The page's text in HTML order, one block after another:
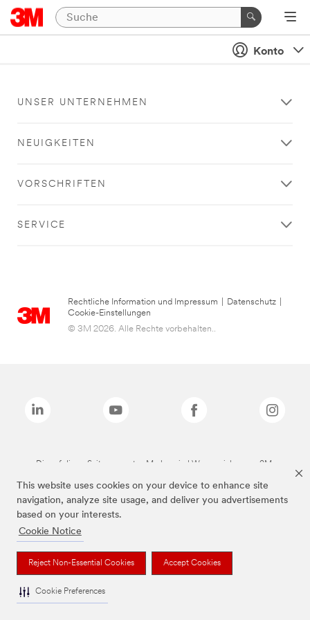
This website uses cookies on your device to enhance site
navigation, analyze site usage, and deliver you advertisements
based on your interests.
Cookie Notice
Reject Non-Essential Cookies Accept Cookies
Cookie Preferences
Konto
UNSER UNTERNEHMEN
NEUIGKEITEN
VORSCHRIFTEN
SERVICE
Rechtliche Information und Impressum Datenschutz
Cookie-Einstellungen
© 3M 2026. Alle Rechte vorbehalten..
Die auf dieser Seite genannten Marken sind Warenzeichen von 3M.